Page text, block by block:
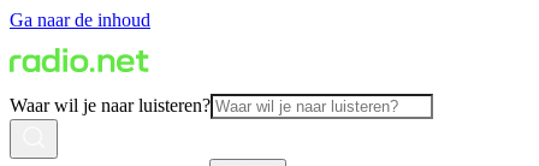
Ga naar de inhoud
Waar wil je naar luisteren?